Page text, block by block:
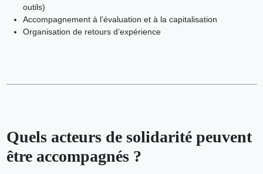
outils)
Accompagnement à l’évaluation et à la capitalisation
Organisation de retours d’expérience
Quels acteurs de solidarité peuvent
être accompagnés ?